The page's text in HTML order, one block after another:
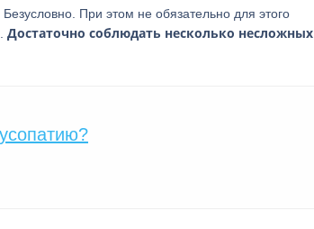
При этом не обязательно для этого
Достаточно соблюдать несколько несложных